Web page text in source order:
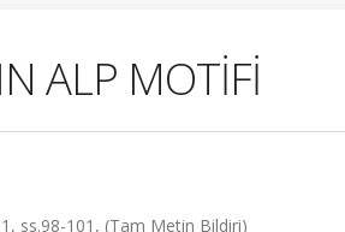
ALP MOTİFİ
ss.98-101, (Tam Metin Bildiri)